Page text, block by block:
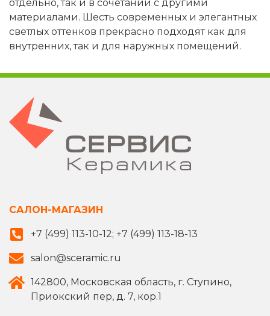
отдельно, так и в сочетании с другими
материалами. Шесть современных и элегантных
светлых оттенков прекрасно подходят как для
внутренних, так и для наружных помещений.
САЛОН-МАГАЗИН
+7 (499) 113-10-12; +7 (499) 113-18-13
salon@sceramic.ru
142800, Московская область, г. Ступино,
Приокский пер, д. 7, кор.1